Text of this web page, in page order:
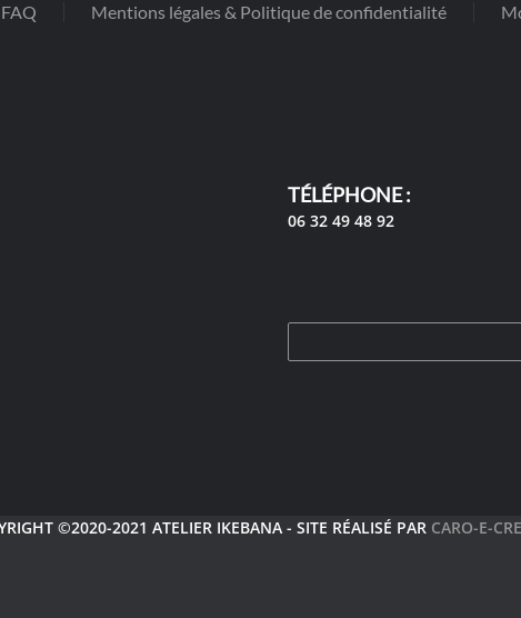
FAQ Mentions légales & Politique de confidentialité
TÉLÉPHONE :
06 32 49 48 92
©2020-2021 ATELIER IKEBANA - SITE RÉALISÉ PAR CARO-E-